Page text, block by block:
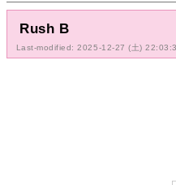
Rush B
Last-modified: 2025-12-27 (土)